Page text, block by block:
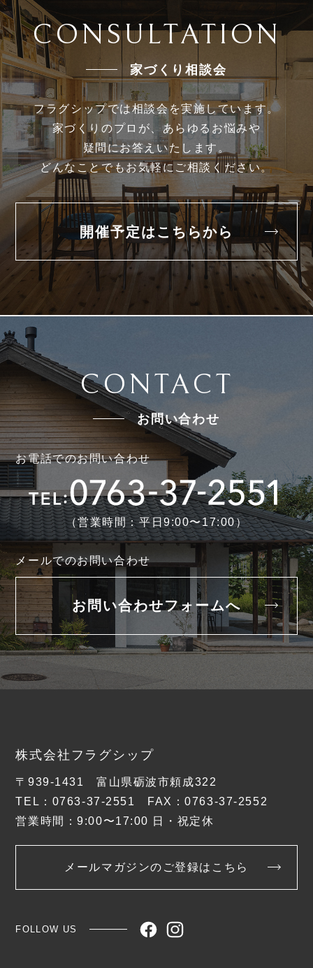
CONSULTATION
家づくり相談会
フラグシップでは相談会を実施しています。
家づくりのプロが、あらゆるお悩みや
疑問にお答えいたします。
どんなことでもお気軽にご相談ください。
開催予定はこちらから
CONTACT
お問い合わせ
お電話でのお問い合わせ
（営業時間：平日9:00〜17:00）
メールでのお問い合わせ
お問い合わせフォームへ
株式会社フラグシップ
〒939-1431 富山県砺波市頼成322
TEL：0763-37-2551 FAX：0763-37-2552
営業時間：9:00〜17:00 日・祝定休
メールマガジンのご登録はこちら
FOLLOW US